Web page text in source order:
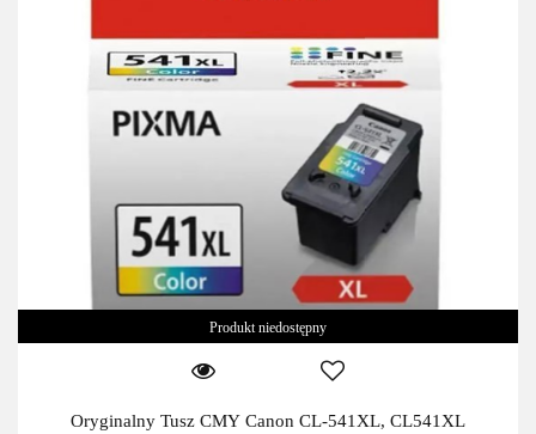
Produkt niedostępny
Oryginalny Tusz CMY Canon CL-541XL, CL541XL